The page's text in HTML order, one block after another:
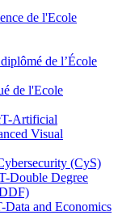
de l'Ecole
de l’École
de l'Ecole
Artificial
Visual
(CyS)
Double Degree
and Economics